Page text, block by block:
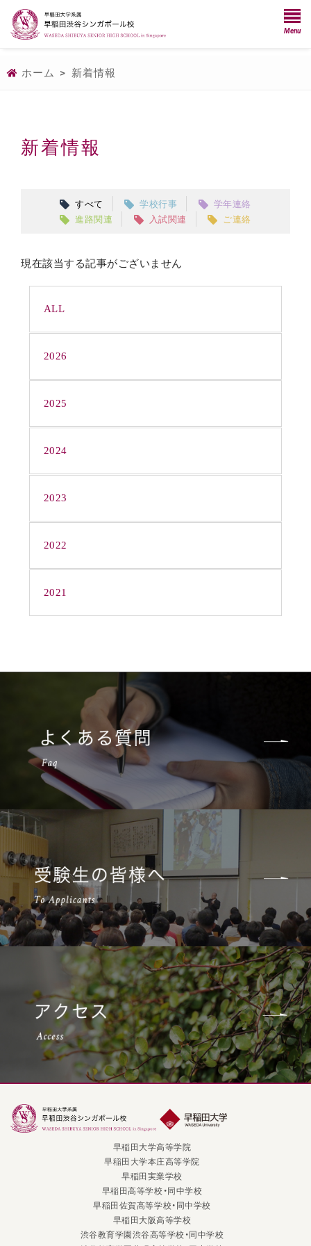
Menu
ホーム > 新着情報
新着情報
すべて 学校行事
学年連絡
進路関連
入試関連 ご連絡
現在該当する記事がございません
ALL
2026
2025
2024
2023
2022
2021
早稲田大学高等学院
早稲田大学本庄高等学院
早稲田実業学校
早稲田高等学校・同中学校
早稲田佐賀高等学校・同中学校
早稲田大阪高等学校
渋谷教育学園渋谷高等学校・同中学校